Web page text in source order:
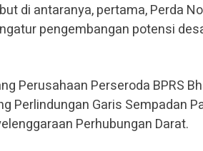
di antaranya, pertama, Perda
pengembangan potensi
Perusahaan Perseroda BPRS
Perlindungan Garis Sempadan
Perhubungan Darat.